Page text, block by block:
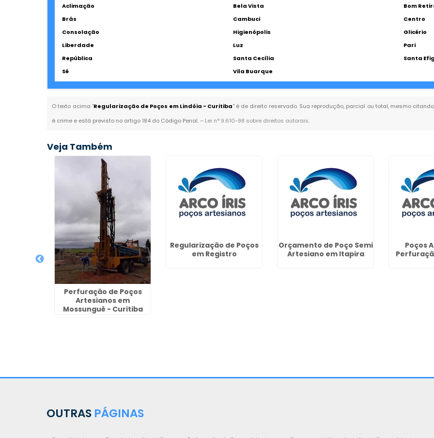
Aclimação Bela Vista
Bom
Brás
Cambuci
Centro
Consolação
Higienópolis
Glicério
Liberdade
Luz
Pari
República
Santa Cecília
Santa
Sé
Vila Buarque
O texto acima "Regularização de Poços em Lindóia - Curitiba" é de direito reservado. Sua reprodução, parcial ou total, mesmo
é crime e está previsto no artigo 184 do Código Penal. – Lei n° 9.610-98 sobre direitos autorais.
Veja Também
Perfuração de Poços
Artesianos em
Mossunguê - Curitiba
Regularização de Poços
em Registro
Orçamento de Poço Semi
Artesiano em Itapira
Poços
OUTRAS PÁGINAS